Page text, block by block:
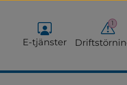
E-tjänster
1